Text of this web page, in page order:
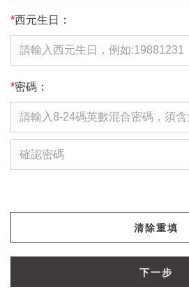
*西元生日：
*密碼：